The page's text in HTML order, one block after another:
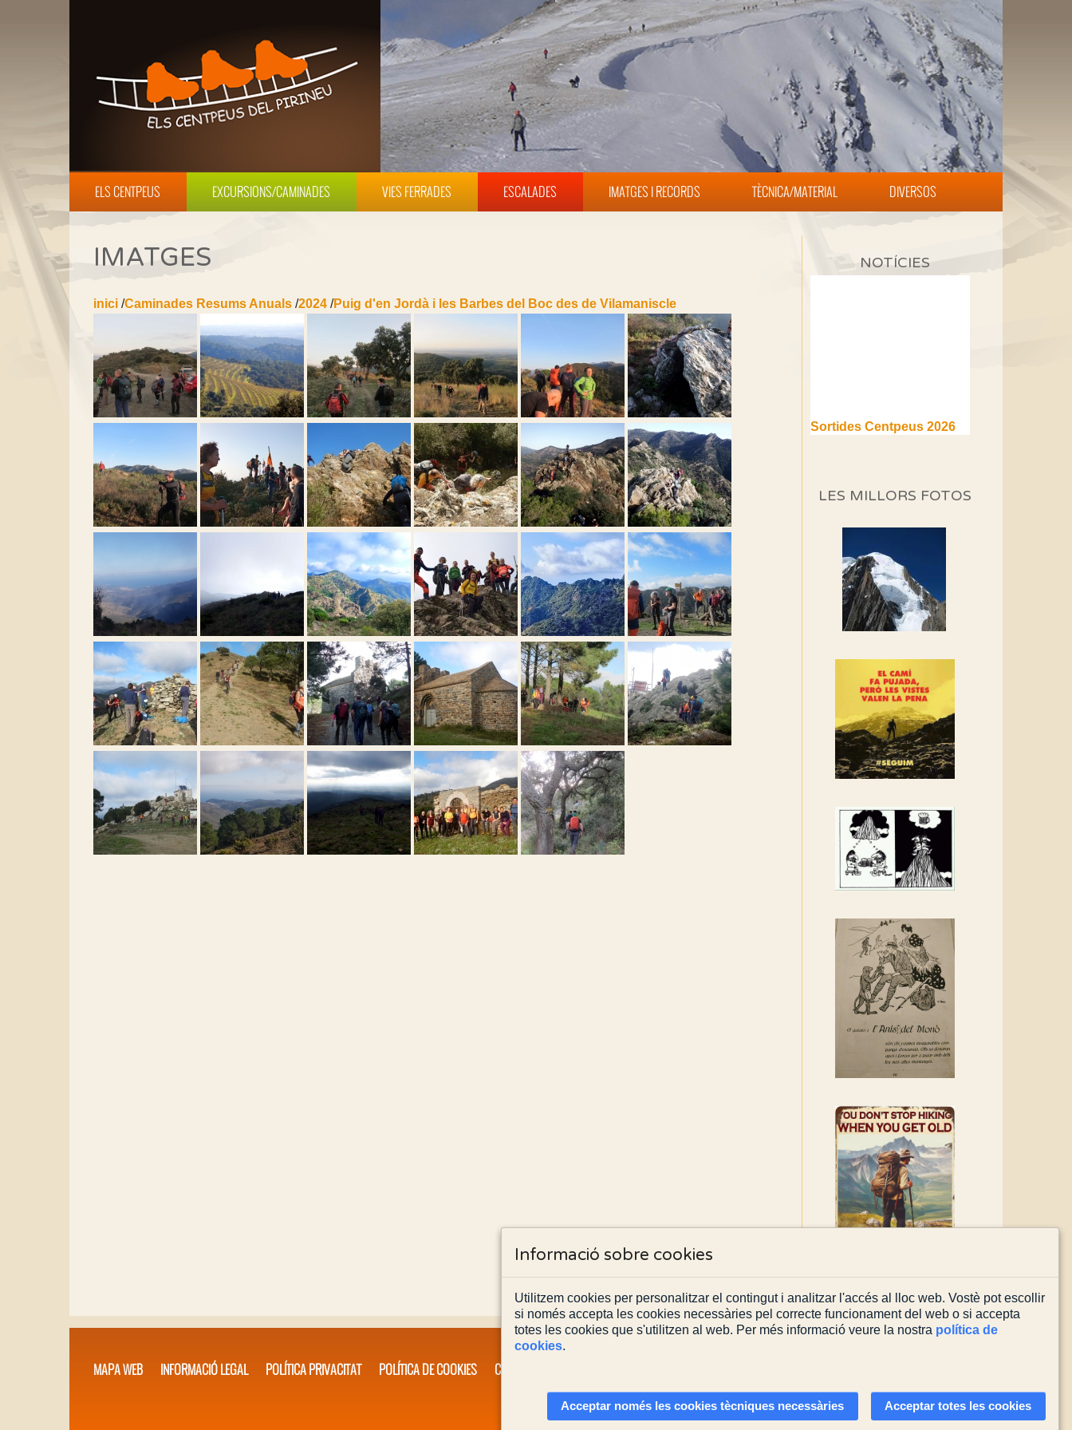
ELS CENTPEUS EXCURSIONS/CAMINADES VIES FERRADES ESCALADES IMATGES I RECORDS TÈCNICA/MATERIAL DIVERSOS
IMATGES
inici /Caminades Resums Anuals /2024 /Puig d'en Jordà i les Barbes del Boc des de Vilamaniscle
NOTÍCIES
(1a part)
Si no podem caminar,
Els Centpeus signen el
Manifest a favor dels
Camins Vells
associació adhereix-te al
Rebem un diploma dels
Amics de Sant Aniol
d'Aguja
Els Centpeus estem
recuperació del refugi i de
l'entorn de Sant Aniol
LES MILLORS FOTOS
MAPA WEB INFORMACIÓ LEGAL POLÍTICA PRIVACITAT POLÍTICA DE COOKIES CONTACTA'NS
Actualitzada el03/08/2026
Informació sobre cookies
Utilitzem cookies per personalitzar el contingut i analitzar l'accés al lloc web. Vostè pot escollir
si només accepta les cookies necessàries pel correcte funcionament del web o si accepta
totes les cookies que s'utilitzen al web. Per més informació veure la nostra política de
cookies.
Acceptar només les cookies tècniques necessàries Acceptar totes les cookies